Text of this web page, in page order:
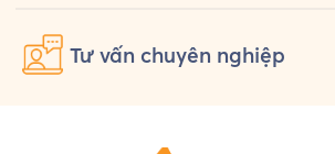
Tư vấn chuyên nghiệp